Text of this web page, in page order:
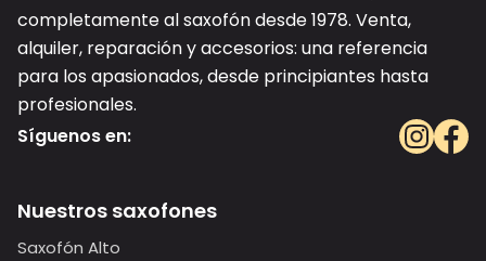
completamente al saxofón desde 1978. Venta,
alquiler, reparación y accesorios: una referencia
para los apasionados, desde principiantes hasta
profesionales.
Síguenos en:
Nuestros saxofones
Saxofón Alto